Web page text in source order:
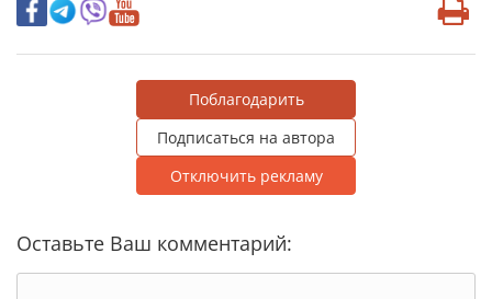
Поблагодарить
Подписаться на автора
Отключить рекламу
Оставьте Ваш комментарий: